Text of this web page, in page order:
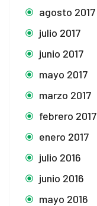
agosto 2017
julio 2017
junio 2017
mayo 2017
marzo 2017
febrero 2017
enero 2017
julio 2016
junio 2016
mayo 2016